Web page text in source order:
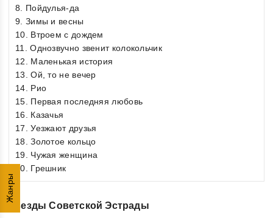
Жанры
8. Пойдулья-да
9. Зимы и весны
10. Втроем с дождем
11. Однозвучно звенит колокольчик
12. Маленькая история
13. Ой, то не вечер
14. Рио
15. Первая последняя любовь
16. Казачья
17. Уезжают друзья
18. Золотое кольцо
19. Чужая женщина
20. Грешник
Звезды Советской Эстрады